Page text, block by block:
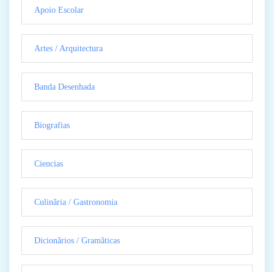
Apoio Escolar
Artes / Arquitectura
Banda Desenhada
Biografias
Ciencias
Culinãria / Gastronomia
Dicionãrios / Gramãticas